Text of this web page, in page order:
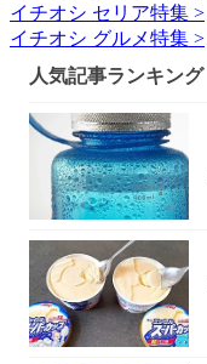
イチオシ セリア特集 >
イチオシ グルメ特集 >
人気記事ランキング